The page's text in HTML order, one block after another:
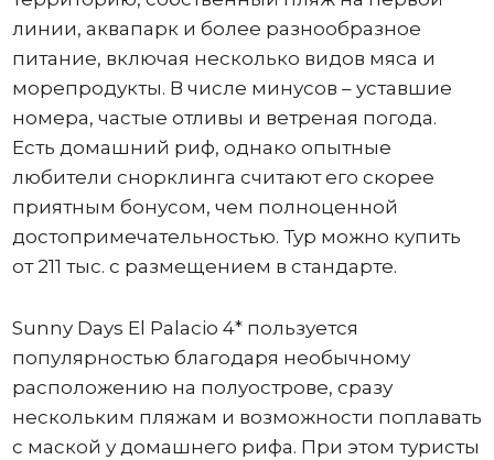
линии, аквапарк и более разнообразное
питание, включая несколько видов мяса и
морепродукты. В числе минусов – уставшие
номера, частые отливы и ветреная погода.
Есть домашний риф, однако опытные
любители снорклинга считают его скорее
приятным бонусом, чем полноценной
достопримечательностью. Тур можно купить
от 211 тыс. с размещением в стандарте.
Sunny Days El Palacio 4* пользуется
популярностью благодаря необычному
расположению на полуострове, сразу
нескольким пляжам и возможности поплавать
с маской у домашнего рифа. При этом туристы